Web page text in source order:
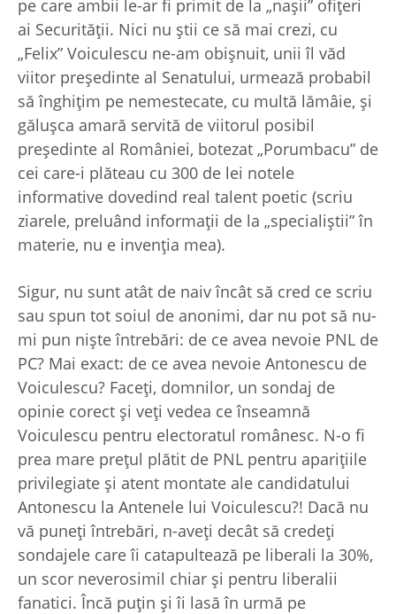
pe care ambii le-ar fi primit de la „naşii” ofiţeri
ai Securităţii. Nici nu ştii ce să mai crezi, cu
„Felix” Voiculescu ne-am obişnuit, unii îl văd
viitor preşedinte al Senatului, urmează probabil
să înghiţim pe nemestecate, cu multă lămâie, şi
găluşca amară servită de viitorul posibil
preşedinte al României, botezat „Porumbacu” de
cei care-i plăteau cu 300 de lei notele
informative dovedind real talent poetic (scriu
ziarele, preluând informaţii de la „specialiştii” în
materie, nu e invenţia mea).
Sigur, nu sunt atât de naiv încât să cred ce scriu
sau spun tot soiul de anonimi, dar nu pot să nu-
mi pun nişte întrebări: de ce avea nevoie PNL de
PC? Mai exact: de ce avea nevoie Antonescu de
Voiculescu? Faceţi, domnilor, un sondaj de
opinie corect şi veţi vedea ce înseamnă
Voiculescu pentru electoratul românesc. N-o fi
prea mare preţul plătit de PNL pentru apariţiile
privilegiate şi atent montate ale candidatului
Antonescu la Antenele lui Voiculescu?! Dacă nu
vă puneţi întrebări, n-aveţi decât să credeţi
sondajele care îi catapultează pe liberali la 30%,
un scor neverosimil chiar şi pentru liberalii
fanatici. Încă puţin şi îi lasă în urmă pe